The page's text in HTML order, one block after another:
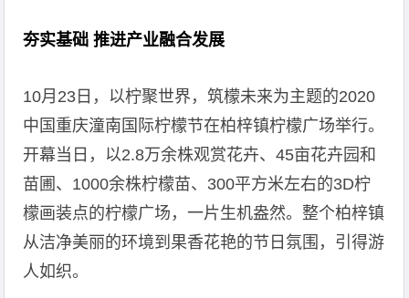
夯实基础 推进产业融合发展
10月23日，以柠聚世界，筑檬未来为主题的2020
中国重庆潼南国际柠檬节在柏梓镇柠檬广场举行。
开幕当日，以2.8万余株观赏花卉、45亩花卉园和
苗圃、1000余株柠檬苗、300平方米左右的3D柠
檬画装点的柠檬广场，一片生机盎然。整个柏梓镇
从洁净美丽的环境到果香花艳的节日氛围，引得游
人如织。